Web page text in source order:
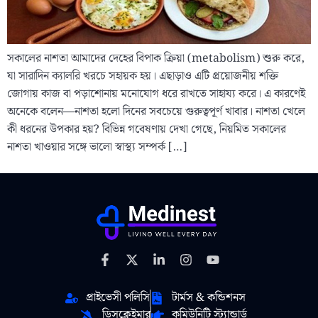
সকালের নাশতা আমাদের দেহের বিপাক ক্রিয়া (metabolism) শুরু করে,
যা সারাদিন ক্যালরি খরচে সহায়ক হয়। এছাড়াও এটি প্রয়োজনীয় শক্তি
জোগায় কাজ বা পড়াশোনায় মনোযোগ ধরে রাখতে সাহায্য করে। এ কারণেই
অনেকে বলেন—নাশতা হলো দিনের সবচেয়ে গুরুত্বপূর্ণ খাবার। নাশতা খেলে
কী ধরনের উপকার হয়? বিভিন্ন গবেষণায় দেখা গেছে, নিয়মিত সকালের
নাশতা খাওয়ার সঙ্গে ভালো স্বাস্থ্য সম্পর্ক […]
প্রাইভেসী পলিসি
টার্মস & কন্ডিশনস